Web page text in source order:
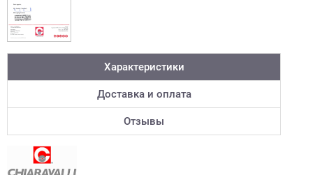
Характеристики
Доставка и оплата
Отзывы